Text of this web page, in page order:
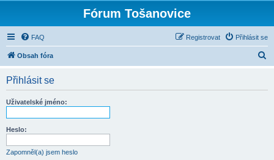
Fórum Tošanovice
FAQ Přihlásit se
Registrovat
Obsah fóra
Přihlásit se
Uživatelské jméno:
Heslo:
Zapomněl(a) jsem heslo